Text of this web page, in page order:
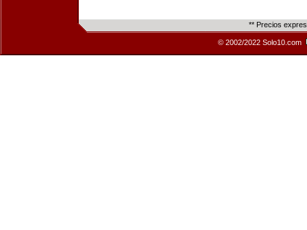
** Precios
© 2002/2022 Solo10.com